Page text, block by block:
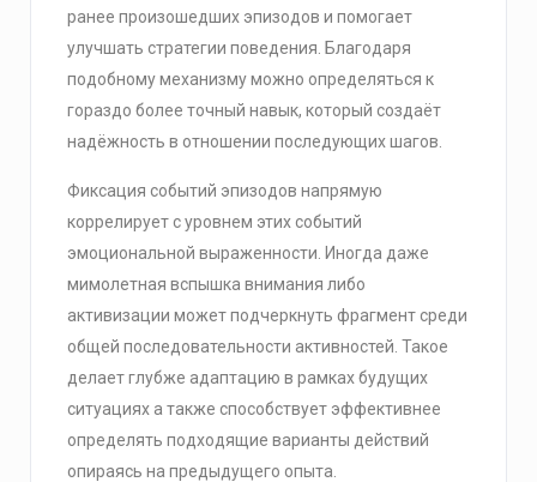
ранее произошедших эпизодов и помогает
улучшать стратегии поведения. Благодаря
подобному механизму можно определяться к
гораздо более точный навык, который создаёт
надёжность в отношении последующих шагов.
Фиксация событий эпизодов напрямую
коррелирует c уровнем этих событий
эмоциональной выраженности. Иногда даже
мимолетная вспышка внимания либо
активизации может подчеркнуть фрагмент среди
общей последовательности активностей. Такое
делает глубже адаптацию в рамках будущих
ситуациях а также способствует эффективнее
определять подходящие варианты действий
опираясь на предыдущего опыта.